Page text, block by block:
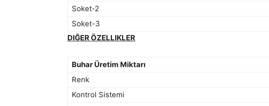
Soket-2
Soket-3
DIĞER ÖZELLIKLER
Buhar Üretim Miktarı
Renk
Kontrol Sistemi